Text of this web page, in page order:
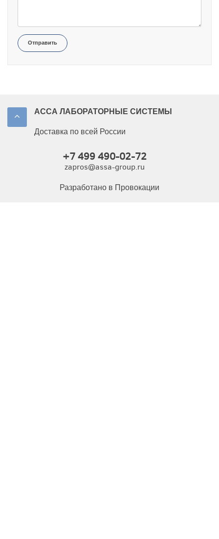
Отправить
АССА ЛАБОРАТОРНЫЕ СИСТЕМЫ
Доставка по всей России
+7 499 490-02-72
zapros@assa-group.ru
Разработано в Провокации